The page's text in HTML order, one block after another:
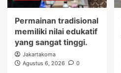
Permainan tradisional
memiliki nilai edukatif
yang sangat tinggi.
Jakartakoma
Agustus 6, 2026
0